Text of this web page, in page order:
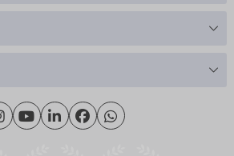
09:00 - 16:00 Uhr
09:00 - 15:00 Uhr
Wir über uns
Nachhaltigkeit